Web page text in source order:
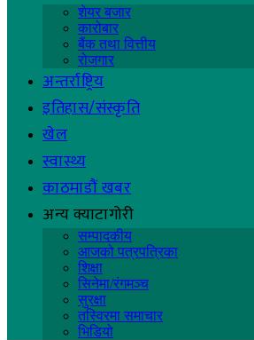
शेयर बजार
कारोबार
बैंक तथा वित्तीय
रोजगार
अन्तर्राष्ट्रिय
इतिहास/संस्कृति
खेल
स्वास्थ्य
काठमाडौं खबर
अन्य क्याटागोरी
सम्पादकीय
आजको पत्रपत्रिका
शिक्षा
सिनेमा/रंगमञ्च
सुरक्षा
तस्विरमा समाचार
भिडियो